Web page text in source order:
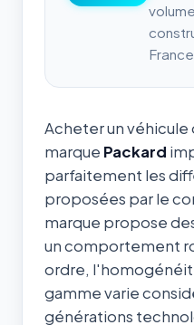
France.
Acheter un véhicule
marque Packard
parfaitement les
proposées par le
marque propose
un comportement
ordre,
gamme varie
générations